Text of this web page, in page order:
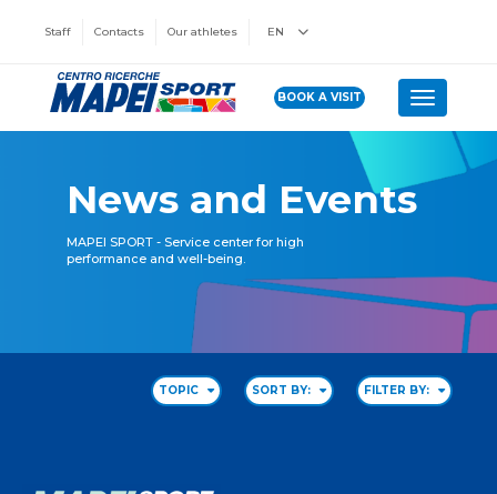
Staff Contacts Our athletes EN
BOOK A VISIT Toggle
News and Events
MAPEI SPORT - Service center for high
performance and well-being.
TOPIC SORT BY: FILTER BY: